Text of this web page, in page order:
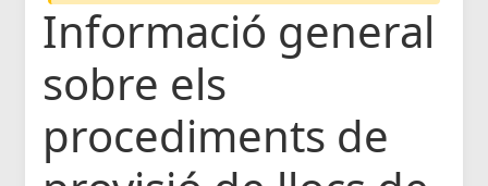
Informació general
sobre els
procediments de